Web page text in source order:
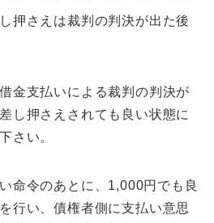
押さえは裁判の判決が出た後
金支払いによる裁判の判決が
し押さえされても良い状態に
さい。
命令のあとに、1,000円でも良
行い、債権者側に支払い意思